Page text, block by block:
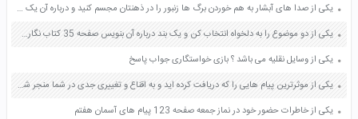
یکی از صدا های آبشار به هم خوردن برگ ها زنبور را در ذهنتان مجسم کنید و درباره آن یک بند بنویسید صفحه 11 نگارش پنجم
یکی از دو موضوع را به دلخواه انتخاب کن و یک بند درباره آن بنویس صفحه 35 کتاب نگارش فارسی سوم
یکی از وسایل نقلیه می باشد ؟ بازی خواستگاری جواب پاسخ
یکی از موثرترین پیام هایی را که دریافت کرده اید و به اقناع و تغییری جدی در شما منجر شده است برسی کنید و علت این تاثیر گذاری قابل توجه را بنویسید صفحه 52 تفکر و سواد رسانه ای دهم
یکی از خاطرات حضور خود در نماز جمعه صفحه 123 پیام های آسمان هفتم